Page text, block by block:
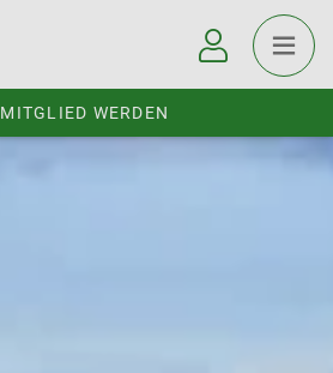
MITGLIED WERDEN